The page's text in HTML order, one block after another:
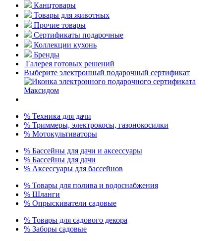
Канцтовары
Товары для животных
Прочие товары
Сертификаты подарочные
Коллекции кухонь
Бренды
Галерея готовых решений
Выберите электронный подарочный сертификат
% Техника для дачи
% Триммеры, электрокосы, газонокосилки
% Мотокультиваторы
% Бассейны для дачи и аксессуары
% Бассейны для дачи
% Аксессуары для бассейнов
% Товары для полива и водоснабжения
% Шланги
% Опрыскиватели садовые
% Товары для садового декора
% Заборы садовые